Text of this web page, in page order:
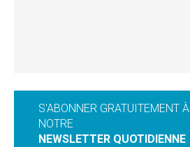
S'ABONNER GRATUITEMENT À
NOTRE
NEWSLETTER QUOTIDIENNE